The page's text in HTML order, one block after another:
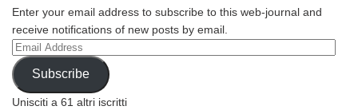
Enter your email address to subscribe to this web-journal and
receive notifications of new posts by email.
Email
Address
Subscribe
Unisciti a 61 altri iscritti